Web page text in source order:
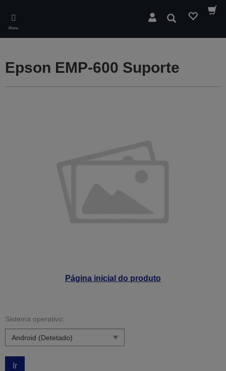
main
content
Menu
Pesquisar
Página inicial do produto
Epson EMP-600 Suporte
Sistema operativo:
Ir